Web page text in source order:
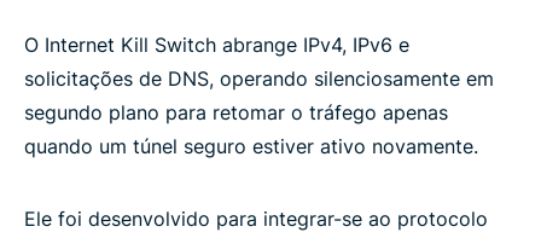
O Internet Kill Switch abrange IPv4, IPv6 e
solicitações de DNS, operando silenciosamente em
segundo plano para retomar o tráfego apenas
quando um túnel seguro estiver ativo novamente.
Ele foi desenvolvido para integrar-se ao protocolo